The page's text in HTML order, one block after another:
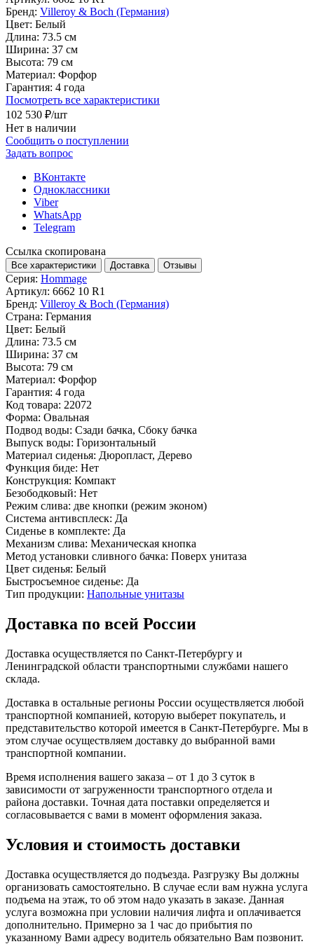
Бренд: Villeroy & Boch (Германия)
Цвет: Белый
Длина: 73.5 см
Ширина: 37 см
Высота: 79 см
Материал: Форфор
Гарантия: 4 года
Посмотреть все характеристики
102 530 ₽/шт
Нет в наличии
Сообщить о поступлении
Задать вопрос
ВКонтакте
Одноклассники
Viber
WhatsApp
Telegram
Ссылка скопирована
Все характеристики Доставка Отзывы
Серия: Hommage
Артикул: 6662 10 R1
Бренд: Villeroy & Boch (Германия)
Страна: Германия
Цвет: Белый
Длина: 73.5 см
Ширина: 37 см
Высота: 79 см
Материал: Форфор
Гарантия: 4 года
Код товара: 22072
Форма: Овальная
Подвод воды: Сзади бачка, Сбоку бачка
Выпуск воды: Горизонтальный
Материал сиденья: Дюропласт, Дерево
Функция биде: Нет
Конструкция: Компакт
Безободковый: Нет
Режим слива: две кнопки (режим эконом)
Система антивсплеск: Да
Сиденье в комплекте: Да
Механизм слива: Механическая кнопка
Метод установки сливного бачка: Поверх унитаза
Цвет сиденья: Белый
Быстросъемное сиденье: Да
Тип продукции: Напольные унитазы
Доставка по всей России
Доставка осуществляется по Санкт-Петербургу и
Ленинградской области транспортными службами нашего
склада.
Доставка в остальные регионы России осуществляется любой
транспортной компанией, которую выберет покупатель, и
представительство которой имеется в Санкт-Петербурге. Мы в
этом случае осуществляем доставку до выбранной вами
транспортной компании.
Время исполнения вашего заказа – от 1 до 3 суток в
зависимости от загруженности транспортного отдела и
района доставки. Точная дата поставки определяется и
согласовывается с вами в момент оформления заказа.
Условия и стоимость доставки
Доставка осуществляется до подъезда. Разгрузку Вы должны
организовать самостоятельно. В случае если вам нужна услуга
подъема на этаж, то об этом надо указать в заказе. Данная
услуга возможна при условии наличия лифта и оплачивается
дополнительно. Примерно за 1 час до прибытия по
указанному Вами адресу водитель обязательно Вам позвонит.